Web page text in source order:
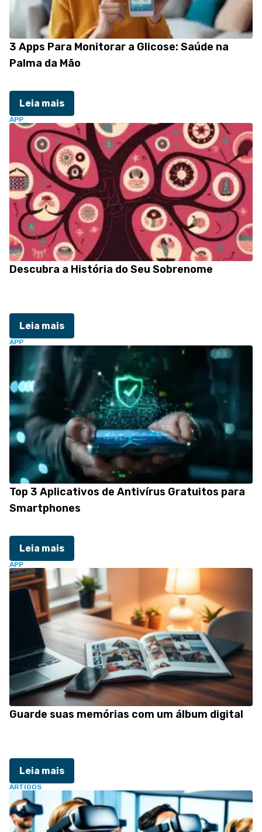
3 Apps Para Monitorar a Glicose: Saúde na
Palma da Mão
Leia mais
APP
Descubra a História do Seu Sobrenome
Leia mais
APP
Top 3 Aplicativos de Antivírus Gratuitos para
Smartphones
Leia mais
APP
Guarde suas memórias com um álbum digital
Leia mais
ARTIGOS